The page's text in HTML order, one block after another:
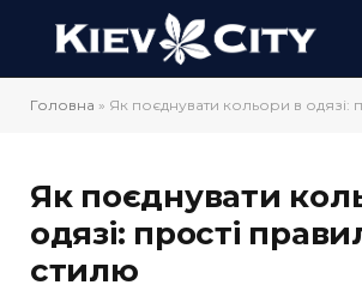
Головна » Як поєднувати кольори в одязі:
Як поєднувати
одязі: прості
стилю